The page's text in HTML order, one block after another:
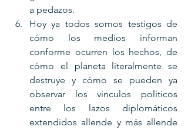
a pedazos.
Hoy ya todos somos testigos de
cómo los medios informan
conforme ocurren los hechos, de
cómo el planeta literalmente se
destruye y cómo se pueden ya
observar los vínculos políticos
entre los lazos diplomáticos
extendidos allende y más allende